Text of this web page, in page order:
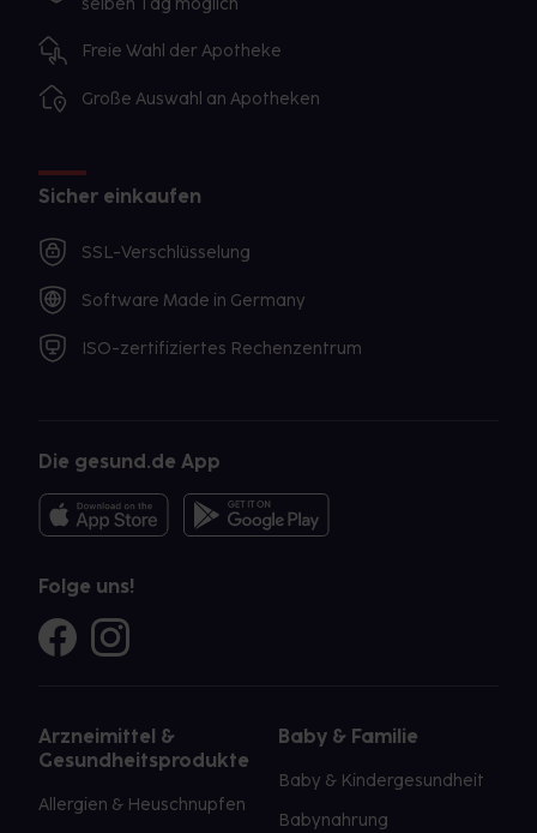
selben Tag möglich
Freie Wahl der Apotheke
Große Auswahl an Apotheken
Sicher einkaufen
SSL-Verschlüsselung
Software Made in Germany
ISO-zertifiziertes Rechenzentrum
Die gesund.de App
Folge uns!
Arzneimittel &
Gesundheitsprodukte
Allergien & Heuschnupfen
Baby & Familie
Baby & Kindergesundheit
Babynahrung